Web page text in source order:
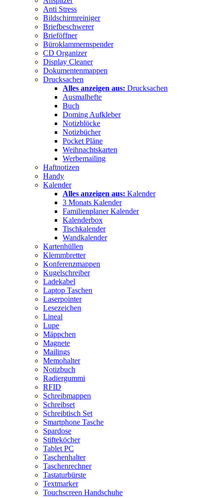
Anti Stress
Bildschirmreiniger
Briefbeschwerer
Brieföffner
Büroklammernspender
CD Organizer
Display Cleaner
Dokumentenmappen
Drucksachen
Alles anzeigen aus: Drucksachen
Ausmalhefte
Buch
Doming Aufkleber
Notizblöcke
Notizbücher
Pocket Pläne
Weihnachtskarten
Werbemailing
Haftnotizen
Handy
Kalender
Alles anzeigen aus: Kalender
3 Monats Kalender
Familienplaner Kalender
Kalenderbox
Tischkalender
Wandkalender
Kartenhüllen
Klemmbretter
Konferenzmappen
Kugelschreiber
Ladekabel
Laptop Taschen
Laserpointer
Lesezeichen
Lineal
Lupe
Mäppchen
Magnete
Mailings
Memohalter
Notizbuch
Radiergummi
RFID
Schreibmappen
Schreibset
Schreibtisch Set
Smartphone Tasche
Spardose
Stifteköcher
Tablet PC
Taschenhalter
Taschenrechner
Tastaturbürste
Textmarker
Touchscreen Handschuhe